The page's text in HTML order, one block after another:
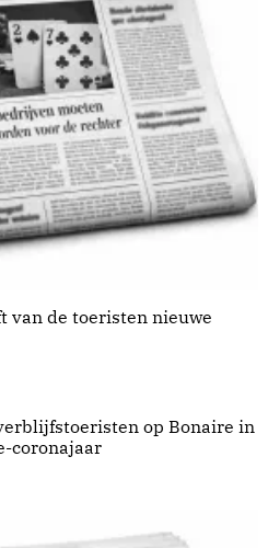
van de toeristen nieuwe
op Bonaire in
coronajaar